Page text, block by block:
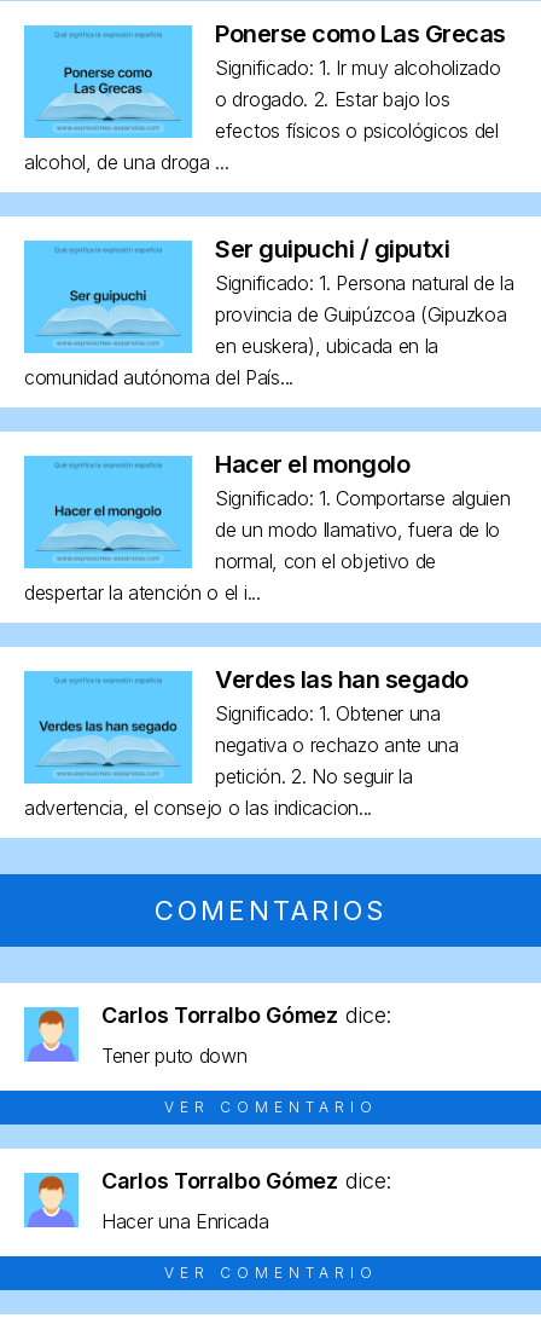
Ponerse como Las Grecas
Significado: 1. Ir muy alcoholizado
o drogado. 2. Estar bajo los
efectos físicos o psicológicos del
alcohol, de una droga ...
Ser guipuchi / giputxi
Significado: 1. Persona natural de la
provincia de Guipúzcoa (Gipuzkoa
en euskera), ubicada en la
comunidad autónoma del País...
Hacer el mongolo
Significado: 1. Comportarse alguien
de un modo llamativo, fuera de lo
normal, con el objetivo de
despertar la atención o el i...
Verdes las han segado
Significado: 1. Obtener una
negativa o rechazo ante una
petición. 2. No seguir la
advertencia, el consejo o las indicacion...
COMENTARIOS
Carlos Torralbo Gómez dice:
Tener puto down
VER COMENTARIO
Carlos Torralbo Gómez dice:
Hacer una Enricada
VER COMENTARIO